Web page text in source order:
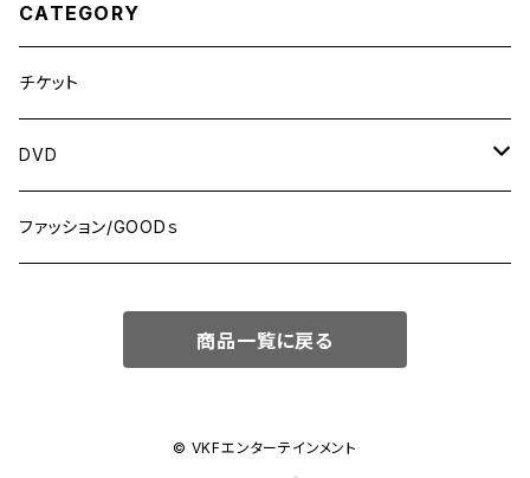
CATEGORY
チケット
DVD
MONDAY NIGHT ”Brawl”! シリーズ
ファッション/GOODｓ
商品一覧に戻る
© VKFエンターテインメント